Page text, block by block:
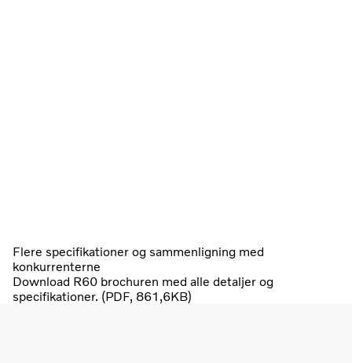
Flere specifikationer og sammenligning med
konkurrenterne
Download R60 brochuren med alle detaljer og
specifikationer. (PDF, 861,6KB)